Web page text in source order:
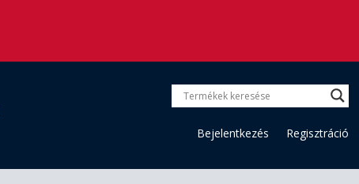
Bejelentkezés Regisztráció